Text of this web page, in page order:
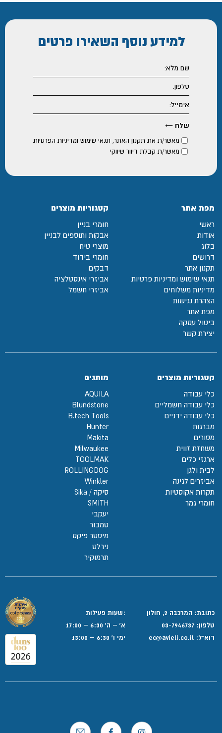
למידע נוסף השאירו פרטים
מאשר/ת את תקנון האתר, תנאי שימוש ומדיניות הפרטיות
מאשר/ת קבלת דיוור שיווקי
מפת אתר
ראשי
אודות
בלוג
דרושים
תקנון אתר
תנאי שימוש ומדיניות פרטיות
מדיניות משלוחים
הצהרת נגישות
מפת אתר
ביטול עסקה
יצירת קשר
קטגוריות מוצרים
חומרי בניין
אבקות ותוספים לבניין
מוצרי טיח
חומרי בידוד
דבקים
אביזרי אינסטלציה
אביזרי חשמל
קטגוריות מוצרים
כלי עבודה
כלי עבודה חשמליים
כלי עבודה ידניים
מברגות
מסורים
משחזת זווית
ארגזי כלים
לבית ולגן
אביזרים לגינה
תקרות אקוסטיות
חומרי גמר
מותגים
AQUILA
Blundstone
B.tech Tools
Hunter
Makita
Milwaukee
TOOLMAK
ROLLINGDOG
Winkler
סיקה / Sika
SMITH
יעקבי
טמבור
מיסטר פיקס
נירלט
תרמוקיר
כתובת: המרכבה 2, חולון
טלפון: 03-7946737
דוא”ל:
:שעות פעילות
א' – ה' 6:30 – 17:00
ימי ו' 6:30 – 13:00